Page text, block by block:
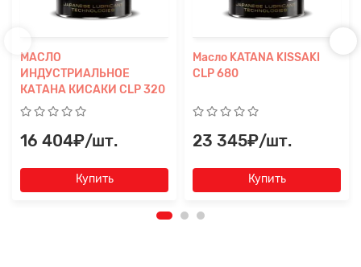
МАСЛО
ИНДУСТРИАЛЬНОЕ
КАТАНА КИСАКИ CLP 320
16 404₽/шт.
Купить
Масло KATANA KISSAKI
CLP 680
23 345₽/шт.
Купить